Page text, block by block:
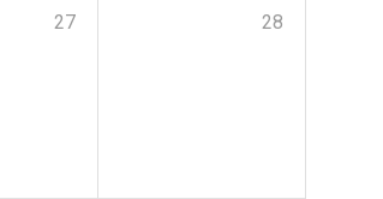
27 28